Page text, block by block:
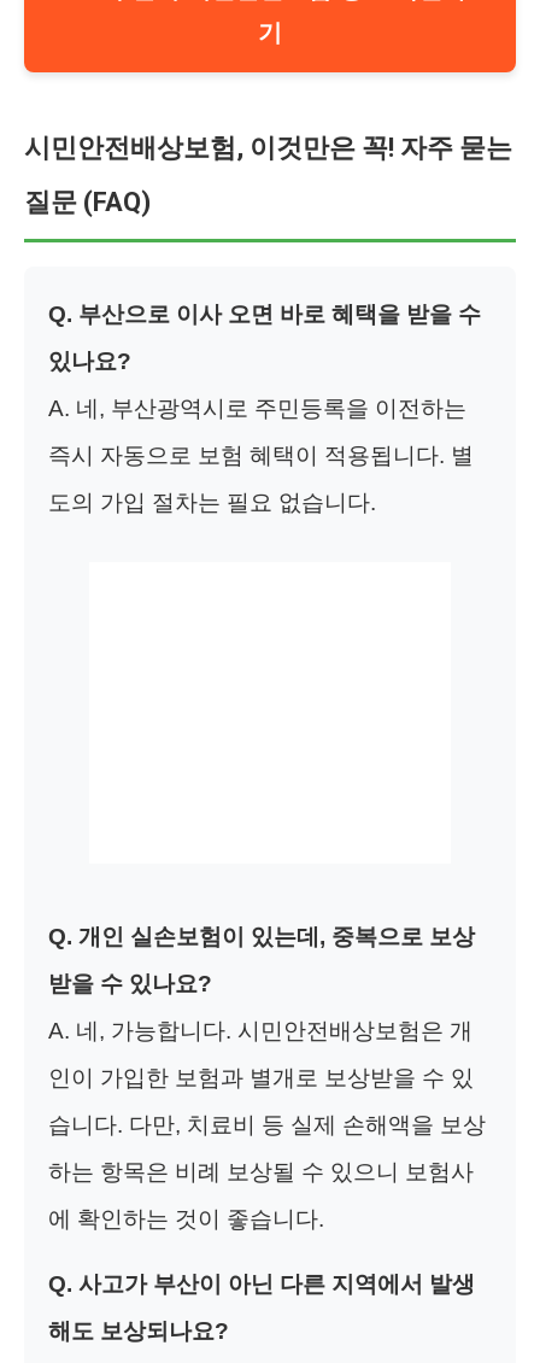
기
시민안전배상보험, 이것만은 꼭! 자주 묻는
질문 (FAQ)
Q. 부산으로 이사 오면 바로 혜택을 받을 수
있나요?
A. 네, 부산광역시로 주민등록을 이전하는
즉시 자동으로 보험 혜택이 적용됩니다. 별
도의 가입 절차는 필요 없습니다.
Q. 개인 실손보험이 있는데, 중복으로 보상
받을 수 있나요?
A. 네, 가능합니다. 시민안전배상보험은 개
인이 가입한 보험과 별개로 보상받을 수 있
습니다. 다만, 치료비 등 실제 손해액을 보상
하는 항목은 비례 보상될 수 있으니 보험사
에 확인하는 것이 좋습니다.
Q. 사고가 부산이 아닌 다른 지역에서 발생
해도 보상되나요?